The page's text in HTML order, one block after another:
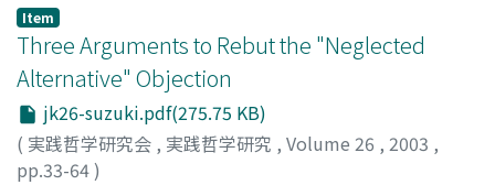
ウItem
Three Arguments to Rebut the "Neglected
Alternative" Objection
jk26-suzuki.pdf(275.75 KB)
( 実践哲学研究会 , 実践哲学研究 , Volume 26 , 2003 ,
pp.33-64)